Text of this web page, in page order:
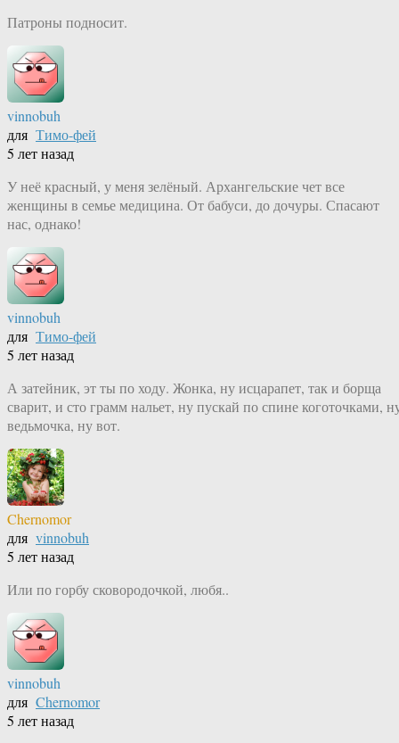
Патроны подносит.
vinnobuh
для Тимо-фей
5 лет назад
У неё красный, у меня зелёный. Архангельские чет все
женщины в семье медицина. От бабуси, до дочуры. Спасают
нас, однако!
vinnobuh
для Тимо-фей
5 лет назад
А затейник, эт ты по ходу. Жонка, ну исцарапет, так и борща
сварит, и сто грамм нальет, ну пускай по спине коготочками,
ведьмочка, ну вот.
Chernomor
для vinnobuh
5 лет назад
Или по горбу сковородочкой, любя..
vinnobuh
для Chernomor
5 лет назад